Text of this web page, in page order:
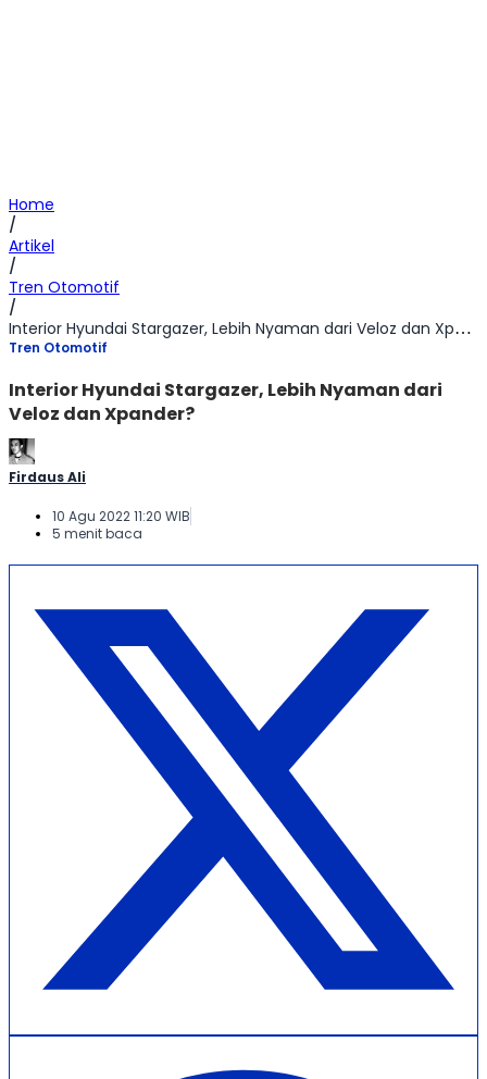
Home
/
Artikel
/
Tren Otomotif
/
Interior Hyundai Stargazer, Lebih Nyaman dari Veloz dan Xpander?
Tren Otomotif
Interior Hyundai Stargazer, Lebih Nyaman dari
Veloz dan Xpander?
Firdaus Ali
10 Agu 2022 11:20 WIB
5 menit baca